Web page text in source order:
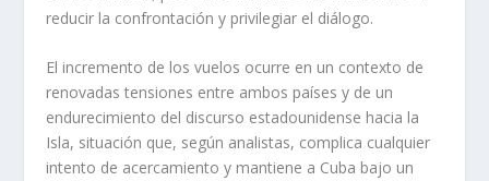
reducir la confrontación y privilegiar el diálogo.
El incremento de los vuelos ocurre en un contexto de
renovadas tensiones entre ambos países y de un
endurecimiento del discurso estadounidense hacia la
Isla, situación que, según analistas, complica cualquier
intento de acercamiento y mantiene a Cuba bajo un